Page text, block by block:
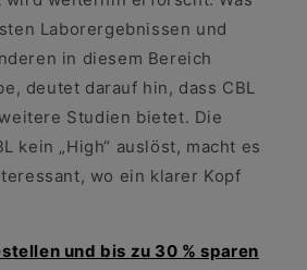
Laborergebnissen und
in diesem Bereich
deutet darauf hin, dass CBL
Studien bietet. Die
kein „High“ auslöst, macht es
wo ein klarer Kopf
und bis zu 30 % sparen